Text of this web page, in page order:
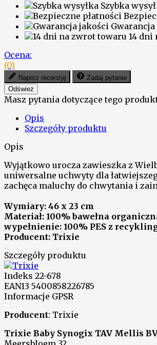
Szybka
14 dni
Ocena:
(0)
Napisz recenzję Zadaj pytanie
Masz pytania dotyczące tego
Opis
Szczegóły produktu
Opis
Wyjątkowo urocza zawieszka z
uniwersalne uchwyty dla
zachęca maluchy do chwytania i
Wymiary: 46 x 23 cm
Materiał: 100% bawełna
wypełnienie: 100% PES z
Producent: Trixie
Szczegóły produktu
Indeks 22-678
EAN13 5400858226785
Informacje GPSR
Producent: Trixie
Trixie Baby Synogix TAV Mellis